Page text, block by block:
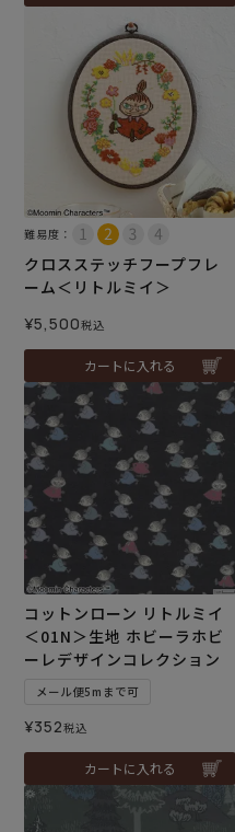
難易度：
クロスステッチフープフレ
ーム＜リトルミイ＞
¥5,500税込
カートに入れる
コットンローン リトルミイ
＜01N＞生地 ホビーラホビ
ーレデザインコレクション
メール便5mまで可
¥352税込
カートに入れる